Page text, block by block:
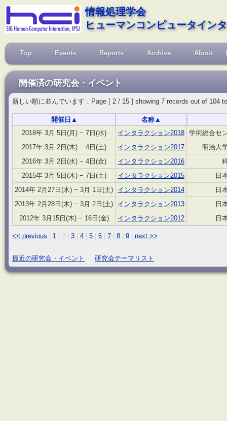
情報処理学会
ヒューマンコンピュータイン
Top Events Reports Archive About
開催済の研究会・イベント
新しい順に並んでいます．Page [ 2 / 15 ] showing 7 records out of 104
開催日 ▲ 名称 ▲
2018年 3月 5日(月) − 7日(水)
インタラクション2018 学術総合セ
2017年 3月 2日(木) − 4日(土)
インタラクション2017
明治大
2016年 3月 2日(水) − 4日(金)
インタラクション2016
2015年 3月 5日(木) − 7日(土)
インタラクション2015
日
2014年 2月27日(木) − 3月 1日(土)
インタラクション2014
日
2013年 2月28日(木) − 3月 2日(土)
インタラクション2013
日
2012年 3月15日(木) − 16日(金)
インタラクション2012 日
<< previous 1 2 3 4 5 6 7 8 9 next >>
最近の研究会・イベント 研究会テーマリスト